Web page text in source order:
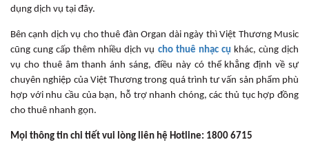
dụng dịch vụ tại đây.
Bên cạnh dịch vụ cho thuê đàn Organ dài ngày thì Việt Thương Music
cũng cung cấp thêm nhiều dịch vụ cho thuê nhạc cụkhác, cùng dịch
vụ cho thuê âm thanh ánh sáng, điều này có thể khẳng định về sự
chuyên nghiệp của Việt Thương trong quá trình tư vấn sản phẩm phù
hợp với nhu cầu của bạn, hỗ trợ nhanh chóng, các thủ tục hợp đồng
cho thuê nhanh gọn.
Mọi thông tin chi tiết vui lòng liên hệ Hotline: 1800 6715